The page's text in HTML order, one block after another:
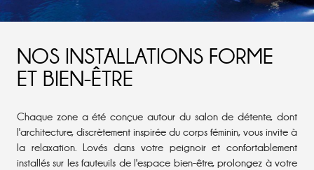
NOS INSTALLATIONS FORME
ET BIEN-ÊTRE
Chaque zone a été conçue autour du salon de détente, dont
l'architecture, discrètement inspirée du corps féminin, vous invite à
la relaxation. Lovés dans votre peignoir et confortablement
installés sur les fauteuils de l'espace bien-être, prolongez à votre